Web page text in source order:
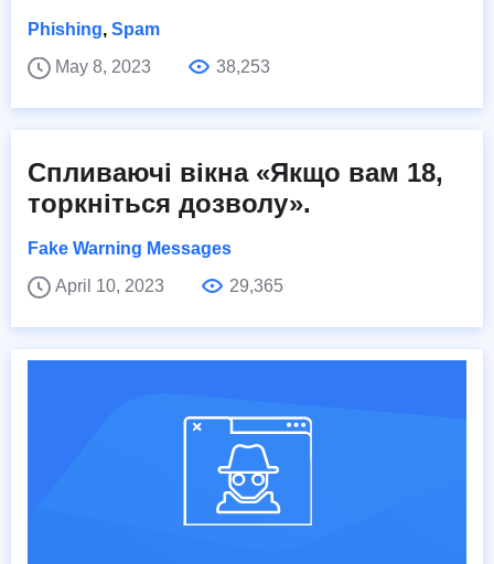
Phishing, Spam
May 8, 2023
38,253
Спливаючі вікна «Якщо вам 18,
торкніться дозволу».
Fake Warning Messages
April 10, 2023
29,365